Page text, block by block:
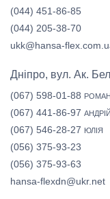
(044) 451-86-85
(044) 205-38-70
ukk@hansa-
Дніпро, вул. Ак.
(067) 598-01-88 РОМАН
(067) 441-86-97 АНДРІЙ
(067) 546-28-27 ЮЛІЯ
(056) 375-93-23
(056) 375-93-63
hansa-flexdn@ukr.net